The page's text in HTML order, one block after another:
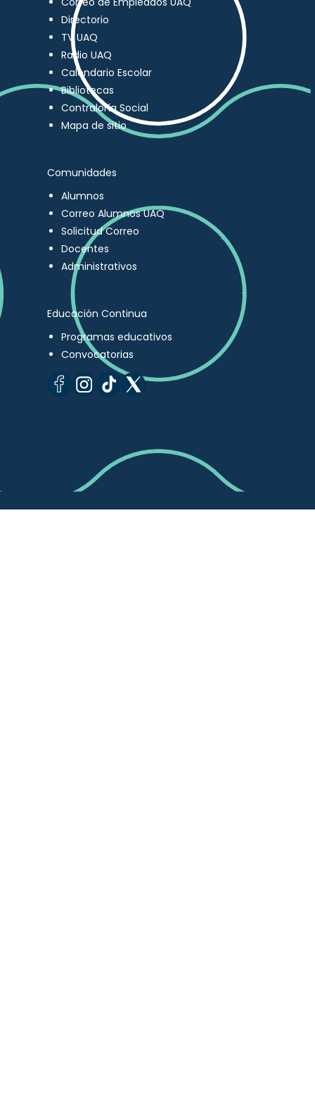
Directorio
TV UAQ
Radio UAQ
Calendario Escolar
Bibliotecas
Contraloría Social
Mapa de sitio
Comunidades
Alumnos
Correo Alumnos UAQ
Solicitud Correo
Docentes
Administrativos
Educación Continua
Programas educativos
Convocatorias